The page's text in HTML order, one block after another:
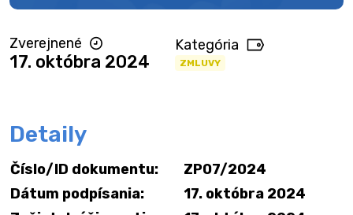
Zverejnené
17. októbra 2024
Kategória
ZMLUVY
Detaily
Číslo/ID dokumentu:
ZP07/2024
Dátum podpísania:
17. októbra 2024